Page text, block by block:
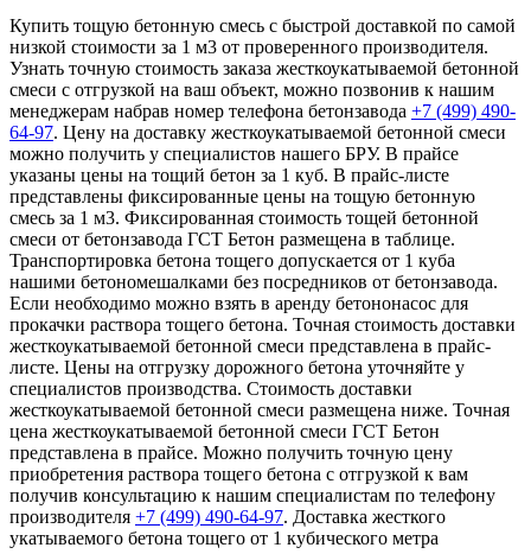
Купить тощую бетонную смесь с быстрой доставкой по самой
низкой стоимости за 1 м3 от проверенного производителя.
Узнать точную стоимость заказа жесткоукатываемой бетонной
смеси с отгрузкой на ваш объект, можно позвонив к нашим
менеджерам набрав номер телефона бетонзавода +7 (499) 490-
64-97. Цену на доставку жесткоукатываемой бетонной смеси
можно получить у специалистов нашего БРУ. В прайсе
указаны цены на тощий бетон за 1 куб. В прайс-листе
представлены фиксированные цены на тощую бетонную
смесь за 1 м3. Фиксированная стоимость тощей бетонной
смеси от бетонзавода ГСТ Бетон размещена в таблице.
Транспортировка бетона тощего допускается от 1 куба
нашими бетономешалками без посредников от бетонзавода.
Если необходимо можно взять в аренду бетононасос для
прокачки раствора тощего бетона. Точная стоимость доставки
жесткоукатываемой бетонной смеси представлена в прайс-
листе. Цены на отгрузку дорожного бетона уточняйте у
специалистов производства. Стоимость доставки
жесткоукатываемой бетонной смеси размещена ниже. Точная
цена жесткоукатываемой бетонной смеси ГСТ Бетон
представлена в прайсе. Можно получить точную цену
приобретения раствора тощего бетона с отгрузкой к вам
получив консультацию к нашим специалистам по телефону
производителя +7 (499) 490-64-97. Доставка жесткого
укатываемого бетона тощего от 1 кубического метра